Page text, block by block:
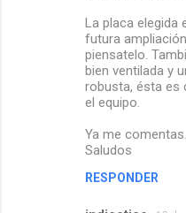
La placa elegida
futura
piensatelo.
bien ventilada y
robusta, ésta es
el equipo.
Ya me comentas.
Saludos
RESPONDER